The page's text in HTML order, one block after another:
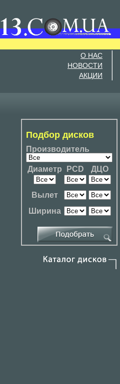
О НАС
НОВОСТИ
АКЦИИ
Подбор дисков
Производитель
Диаметр PCD ДЦО
Вылет
Ширина